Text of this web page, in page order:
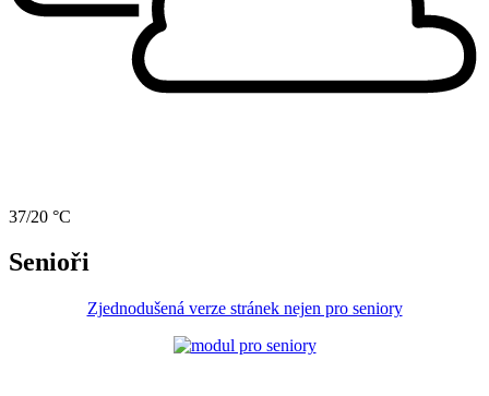
37/20 °C
Senioři
Zjednodušená verze stránek nejen pro seniory